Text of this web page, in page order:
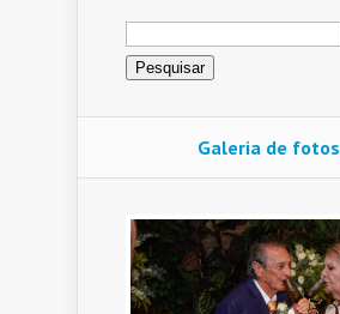
Pesquisar
por:
Galeria de fotos